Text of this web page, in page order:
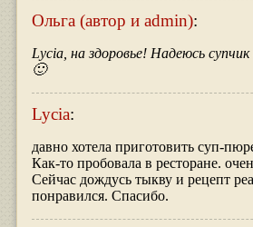
Ольга (автор и admin):
Lycia, на здоровье! Надеюсь
🙂
Lycia:
давно хотела приготовить суп-
Как-то пробовала в ресторане.
Сейчас дождусь тыкву и рецепт
понравился. Спасибо.